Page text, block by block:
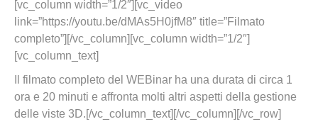
[vc_column width=”1/2″][vc_video
link=”https://youtu.be/dMAs5H0jfM8″ title=”Filmato
completo”][/vc_column][vc_column width=”1/2″]
[vc_column_text]
Il filmato completo del WEBinar ha una durata di circa 1
ora e 20 minuti e affronta molti altri aspetti della gestione
delle viste 3D.[/vc_column_text][/vc_column][/vc_row]